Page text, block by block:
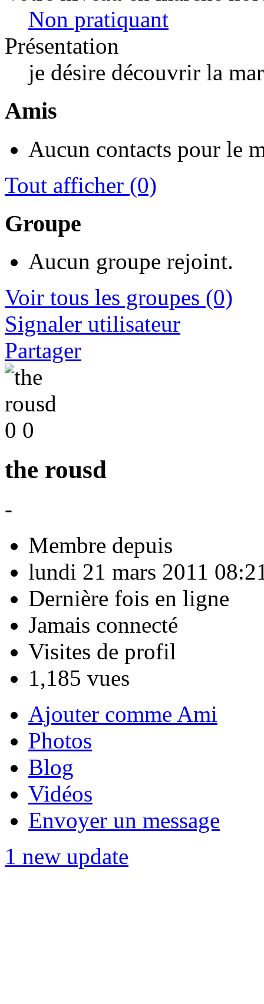
Non pratiquant
Présentation
je désire découvrir la
Amis
Aucun contacts pour le
Tout afficher (0)
Groupe
Aucun groupe rejoint.
Voir tous les groupes (0)
Signaler utilisateur
Partager
0 0
the rousd
-
Membre depuis
lundi 21 mars 2011
Dernière fois en ligne
Jamais connecté
Visites de profil
1,185 vues
Ajouter comme Ami
Photos
Blog
Vidéos
Envoyer un message
1 new update